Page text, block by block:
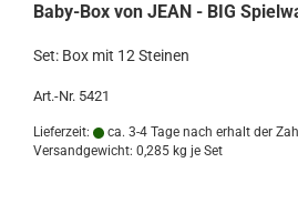
Baby-Box von JEAN - BIG
Set: Box mit 12 Steinen
Art.-Nr. 5421
Lieferzeit: ca. 3-4 Tage nach erhalt der
Versandgewicht: 0,285 kg je Set